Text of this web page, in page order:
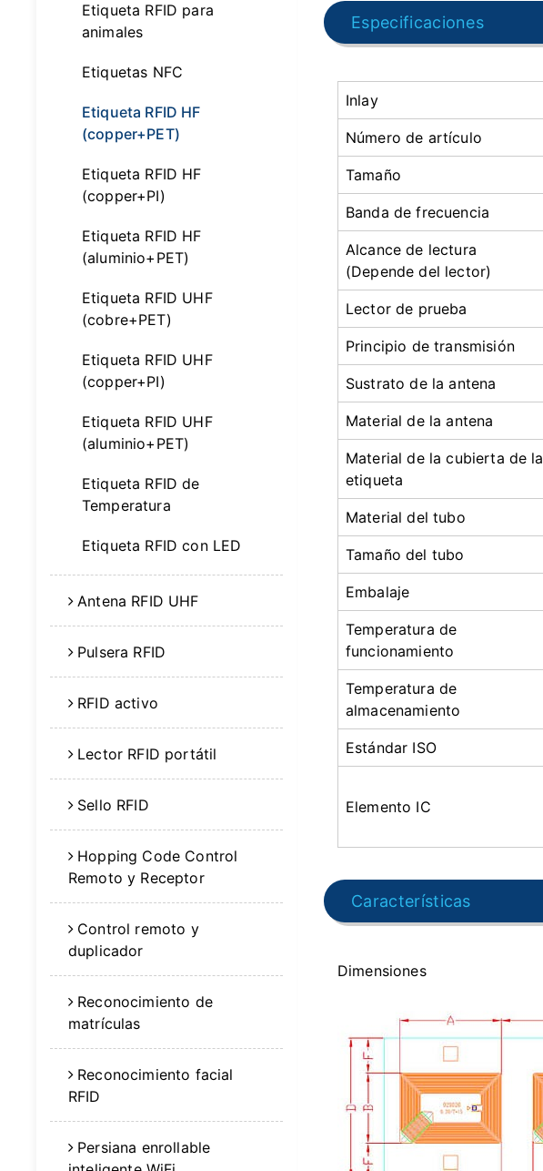
Etiqueta RFID para
animales
Etiquetas NFC
Etiqueta RFID HF
(copper+PET)
Etiqueta RFID HF
(copper+PI)
Etiqueta RFID HF
(aluminio+PET)
Etiqueta RFID UHF
(cobre+PET)
Etiqueta RFID UHF
(copper+PI)
Etiqueta RFID UHF
(aluminio+PET)
Etiqueta RFID de
Temperatura
Etiqueta RFID con LED
Antena RFID UHF
Pulsera RFID
RFID activo
Lector RFID portátil
Sello RFID
Hopping Code Control
Remoto y Receptor
Control remoto y
duplicador
Reconocimiento de
matrículas
Reconocimiento facial
RFID
Persiana enrollable
Especificaciones
Inlay
Número de artículo
Tamaño
Banda de frecuencia
Alcance de lectura
(Depende del lector)
Lector de prueba
Principio de transmisión
Sustrato de la antena
Material de la antena
Material de la cubierta de la
etiqueta
Material del tubo
Tamaño del tubo
Embalaje
Temperatura de
funcionamiento
Temperatura de
almacenamiento
Estándar ISO
Elemento IC
Características
Dimensiones